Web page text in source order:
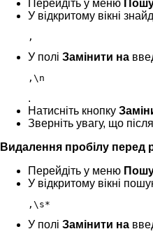
Перейдіть у меню
У відкритому вікні
,
У полі Замінити на
,\n
.
Натисніть кнопку
Зверніть увагу, що
Видалення пробілу перед
Перейдіть у меню
У відкритому вікні
,\s*
У полі Замінити на